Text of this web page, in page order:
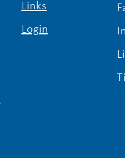
Erfolgsgeschichten
Interview mit Denise
Links
Login